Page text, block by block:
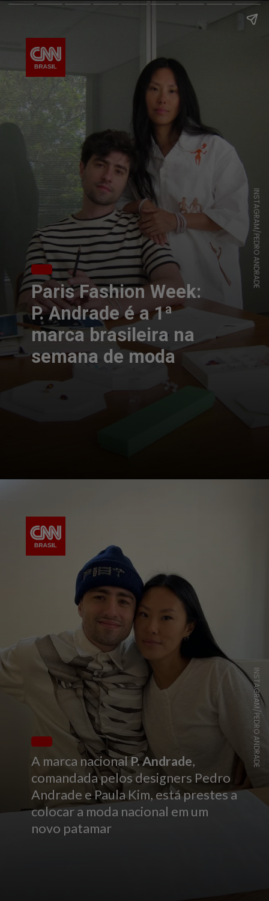
Paris Fashion Week:
P. Andrade é a 1ª
marca brasileira na
semana de moda
INSTAGRAM/PEDRO ANDRADE
A marca nacionalP. Andrade,
comandada pelos designers Pedro
Andrade e Paula Kim, está prestes a
colocar a moda nacional em um
novo patamar
INSTAGRAM/PEDRO ANDRADE